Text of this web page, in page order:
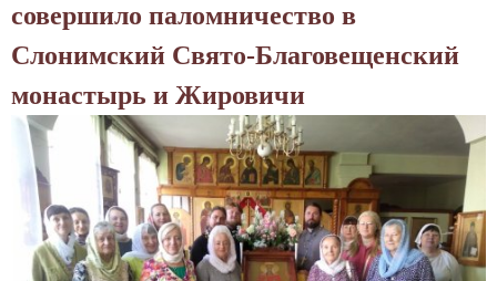
в
е
и
т
р
у
д
и
м
совершило паломничество в
Слонимский Свято-Благовещенский
монастырь и Жировичи